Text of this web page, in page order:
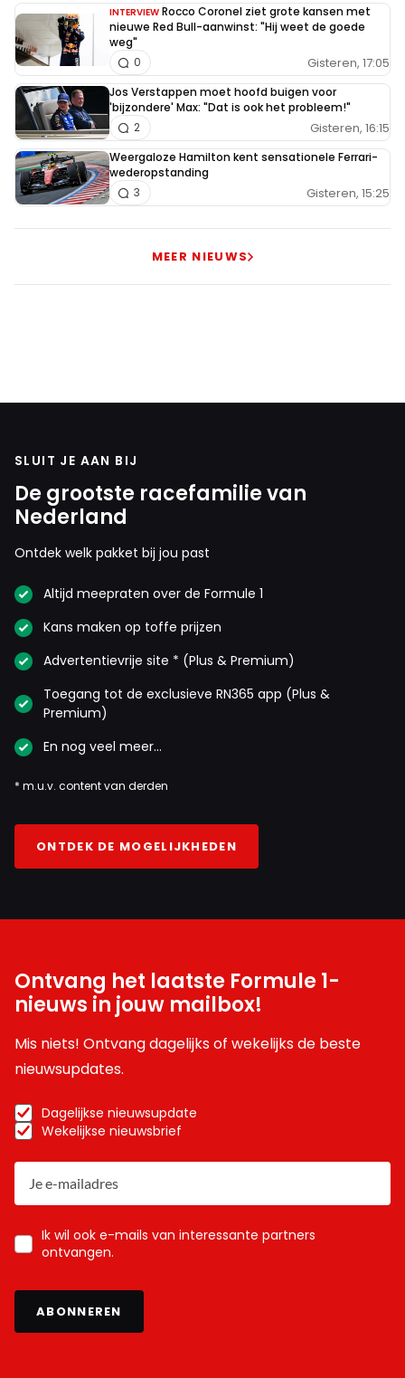
INTERVIEW Rocco Coronel ziet grote kansen met
nieuwe Red Bull-aanwinst: "Hij weet de goede
weg"
Gisteren, 17:05
0
Jos Verstappen moet hoofd buigen voor
'bijzondere' Max: "Dat is ook het probleem!"
Gisteren, 16:15
2
Weergaloze Hamilton kent sensationele Ferrari-
wederopstanding
Gisteren, 15:25
3
MEER NIEUWS
SLUIT JE AAN BIJ
De grootste racefamilie van
Nederland
Ontdek welk pakket bij jou past
Altijd meepraten over de Formule 1
Kans maken op toffe prijzen
Advertentievrije site * (Plus & Premium)
Toegang tot de exclusieve RN365 app (Plus &
Premium)
En nog veel meer…
* m.u.v. content van derden
ONTDEK DE MOGELIJKHEDEN
Ontvang het laatste Formule 1-
nieuws in jouw mailbox!
Mis niets! Ontvang dagelijks of wekelijks de beste
nieuwsupdates.
Dagelijkse nieuwsupdate
Wekelijkse nieuwsbrief
Ik wil ook e-mails van interessante partners
ontvangen.
ABONNEREN